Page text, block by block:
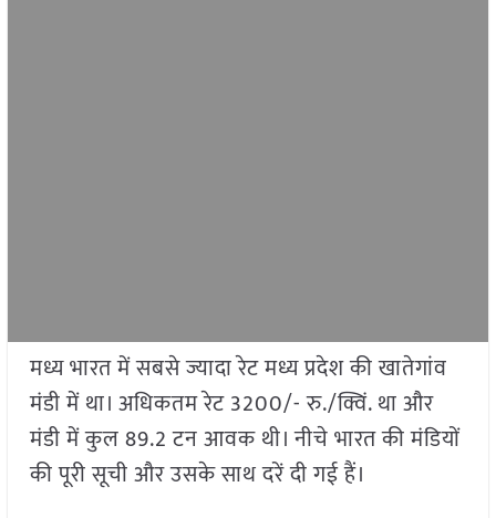
मध्य भारत में सबसे ज्यादा रेट मध्य प्रदेश की खातेगांव
मंडी में था। अधिकतम रेट 3200/- रु./क्विं. था और
मंडी में कुल 89.2 टन आवक थी। नीचे भारत की मंडियों
की पूरी सूची और उसके साथ दरें दी गई हैं।